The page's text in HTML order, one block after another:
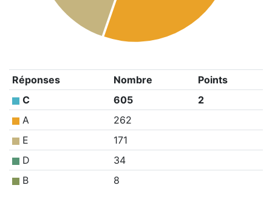
Réponses Nombre
Points
C
605
2
A
262
E
171
D
34
B
8